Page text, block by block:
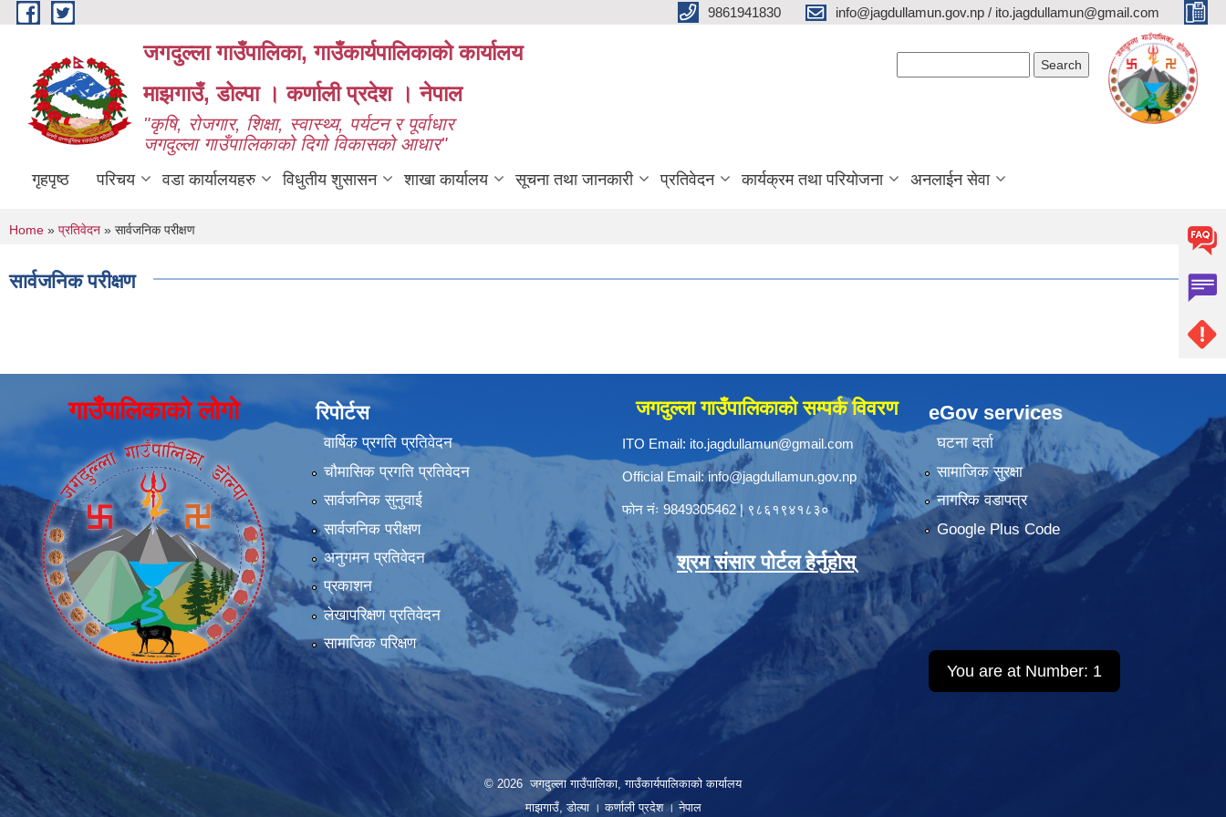
Skip to main content 9861941830 info@jagdullamun.gov.np / ito.jagdullamun@gmail.com
जगदुल्ला गाउँपालिका, गाउँकार्यपालिकाको कार्यालय
माझगाउँ, डोल्पा । कर्णाली प्रदेश । नेपाल
"कृषि, रोजगार, शिक्षा, स्वास्थ्य, पर्यटन र पूर्वाधार
जगदुल्ला गाउँपालिकाको दिगो विकासको आधार"
गृहपृष्ठ परिचय वडा कार्यालयहरु विधुतीय शुसासन शाखा कार्यालय सूचना तथा जानकारी प्रतिवेदन कार्यक्रम तथा परियोजना अनलाईन सेवा
You are here
Home » प्रतिवेदन » सार्वजनिक परीक्षण
सार्वजनिक परीक्षण
गाउँपालिकाको लोगो रिपोर्टस
वार्षिक प्रगति प्रतिवेदन
चौमासिक प्रगति प्रतिवेदन
सार्वजनिक सुनुवाई
सार्वजनिक परीक्षण
अनुगमन प्रतिवेदन
प्रकाशन
लेखापरिक्षण प्रतिवेदन
सामाजिक परिक्षण
जगदुल्ला गाउँपालिकाको सम्पर्क विवरण
ITO Email: ito.jagdullamun@gmail.com
Official Email:info@jagdullamun.gov.np
फोन नंः 9849305462| ९८६१९४१८३०
श्रम संसार पोर्टल हेर्नुहोस्
eGov services
घटना दर्ता
सामाजिक सुरक्षा
नागरिक वडापत्र
Google Plus Code
You are at Number: 1
© 2026 जगदुल्ला गाउँपालिका, गाउँकार्यपालिकाको कार्यालय
माझगाउँ, डोल्पा । कर्णाली प्रदेश । नेपाल